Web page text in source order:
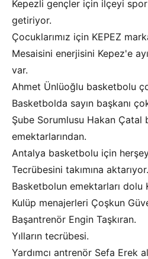
Kepezli gençler için ilçeyi
getiriyor.
Çocuklarımız için KEPEZ
Mesaisini enerjisini Kepez'e
var.
Ahmet Ünlüoğlu basketbolu
Basketbolda sayın başkanı
Şube Sorumlusu Hakan Çatal
emektarlarından.
Antalya basketbolu için
Tecrübesini takımına aktarıyor.
Basketbolun emektarları dolu
Kulüp menajerleri Çoşkun
Başantrenör Engin Taşkıran.
Yılların tecrübesi.
Yardımcı antrenör Sefa Erek